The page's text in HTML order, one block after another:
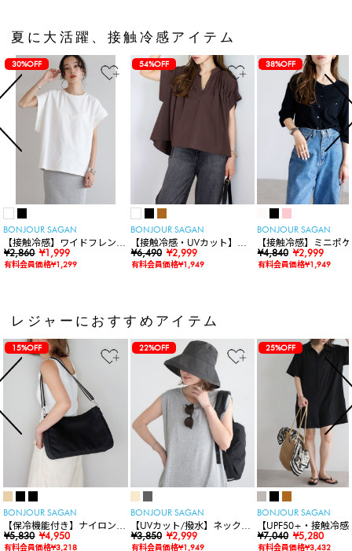
夏に大活躍、接触冷感アイテム
30%OFF
BONJOUR SAGAN
【接触冷感】ワイドフレンチ
スリーブTシャツ
¥2,860 ¥1,999
有料会員価格¥1,299
54%OFF
BONJOUR SAGAN
【接触冷感・UVカット】シ
ャーリングスキッパートップ
ス
¥6,490 ¥2,999
有料会員価格¥1,949
38%OFF
BONJOUR SAGAN
【接触冷感】ミニポ
袖ニットカーディガン
¥4,840 ¥2,999
有料会員価格¥1,949
レジャーにおすすめアイテム
15%OFF
BONJOUR SAGAN
【保冷機能付き】ナイロンシ
ョルダーバッグ
¥5,830 ¥4,950
有料会員価格¥3,218
22%OFF
BONJOUR SAGAN
【UVカット/撥水】ネックカ
バー付きワイドリムハット
¥3,850 ¥2,999
有料会員価格¥1,949
25%OFF
BONJOUR SAGAN
【UPF50+・接触冷感
水】【水陸両用】ラ
ードロンパース
¥7,040 ¥5,280
有料会員価格¥3,432